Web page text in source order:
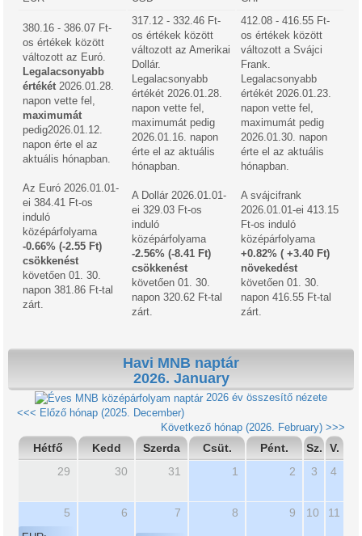
380.16 - 386.07 Ft-
os értékek között
változott az Euró.
Legalacsonyabb
értékét 2026.01.28.
napon vette fel,
maximumát
pedig2026.01.12.
napon érte el az
aktuális hónapban.
Az Euró 2026.01.01-
ei 384.41 Ft-os
induló
középárfolyama
-0.66% (-2.55 Ft)
csökkenést
követően 01. 30.
napon 381.86 Ft-tal
zárt.
317.12 - 332.46 Ft-
os értékek között
változott az Amerikai
Dollár.
Legalacsonyabb
értékét 2026.01.28.
napon vette fel,
maximumát pedig
2026.01.16. napon
érte el az aktuális
hónapban.
A Dollár 2026.01.01-
ei 329.03 Ft-os
induló
középárfolyama
-2.56% (-8.41 Ft)
csökkenést
követően 01. 30.
napon 320.62 Ft-tal
zárt.
412.08 - 416.55 Ft-
os értékek között
változott a Svájci
Frank.
Legalacsonyabb
értékét 2026.01.23.
napon vette fel,
maximumát pedig
2026.01.30. napon
érte el az aktuális
hónapban.
A svájcifrank
2026.01.01-ei 413.15
Ft-os induló
középárfolyama
+0.82% ( +3.40 Ft)
növekedést
követően 01. 30.
napon 416.55 Ft-tal
zárt.
Havi MNB naptár
2026. January
2026 év összesítő nézete
<<< Előző hónap (2025. December)
Következő hónap (2026. February) >>>
Hétfő Kedd Szerda Csüt. Pént. Sz.
V.
29
30 31 1 2 3 4
5 6 7 8 9 10 11